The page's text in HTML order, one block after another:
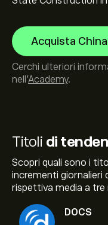
Titoli di
Scopri quali sono i
incrementi giornalieri
rispettiva media a tre
DOCS
Acquista
Cerchi ulteriori
nell’Academy.